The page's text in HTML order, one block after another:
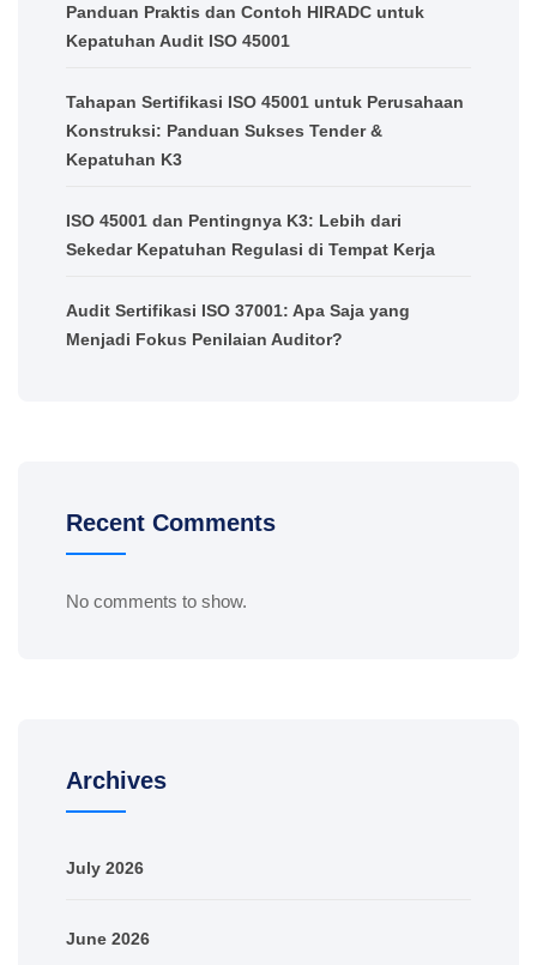
Panduan Praktis dan Contoh HIRADC untuk
Kepatuhan Audit ISO 45001
Tahapan Sertifikasi ISO 45001 untuk Perusahaan
Konstruksi: Panduan Sukses Tender &
Kepatuhan K3
ISO 45001 dan Pentingnya K3: Lebih dari
Sekedar Kepatuhan Regulasi di Tempat Kerja
Audit Sertifikasi ISO 37001: Apa Saja yang
Menjadi Fokus Penilaian Auditor?
Recent Comments
No comments to show.
Archives
July 2026
June 2026